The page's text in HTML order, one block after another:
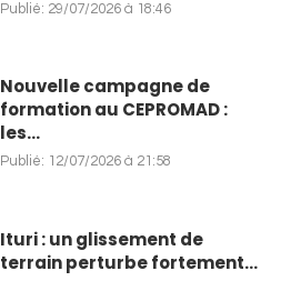
Publié: 29/07/2026 à 18:46
Nouvelle campagne de
formation au CEPROMAD :
les...
Publié: 12/07/2026 à 21:58
Ituri : un glissement de
terrain perturbe fortement...